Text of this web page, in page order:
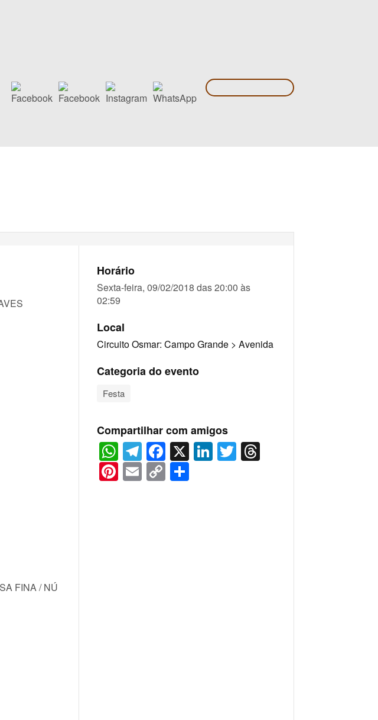
FINA / NÚ
Horário
Sexta-feira, 09/02/2018 das 20:00 às
02:59
Local
Circuito Osmar: Campo Grande > Avenida
Categoria do evento
Festa
Compartilhar com amigos
WhatsApp
Telegram
Facebook
X LinkedIn
Twitter
Pinterest
Email
Copy
Link